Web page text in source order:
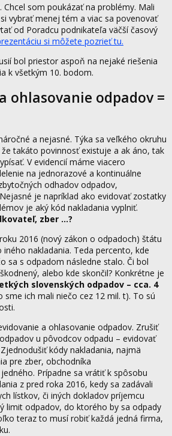
Chcel som poukázať na problémy. Mali
vybrať menej tém a viac sa povenovať
od Poradcu podnikateľa väčší časový
si môžete pozrieť tu.
bol priestor aspoň na nejaké riešenia
k všetkým 10. bodom.
ohlasovanie odpadov =
a nejasné. Týka sa veľkého okruhu
takáto povinnosť existuje a ak áno, tak
V evidencií máme viacero
na jednorazové a kontinuálne
odhadov odpadov,
je napríklad ako evidovať zostatky
je aký kód nakladania vyplniť.
zber …?
2016 (nový zákon o odpadoch) štátu
nakladania. Teda percento, kde
sa s odpadom následne stalo. Či bol
alebo kde skončil? Konkrétne je
slovenských odpadov – cca. 4
sme ich mali niečo cez 12 mil. t). To sú
a ohlasovanie odpadov. Zrušiť
u pôvodcov odpadu – evidovať
kódy nakladania, najmä
pre zber, obchodníka
Prípadne sa vrátiť k spôsobu
z pred roka 2016, kedy sa zadávali
lístkov, či iných dokladov príjemcu
limit odpadov, do ktorého by sa odpady
teraz to musí robiť každá jedná firma,